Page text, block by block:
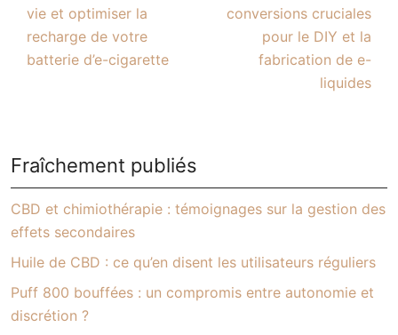
vie et optimiser la
recharge de votre
batterie d’e-cigarette
conversions cruciales
pour le DIY et la
fabrication de e-
liquides
Fraîchement publiés
CBD et chimiothérapie : témoignages sur la gestion des
effets secondaires
Huile de CBD : ce qu’en disent les utilisateurs réguliers
Puff 800 bouffées : un compromis entre autonomie et
discrétion ?